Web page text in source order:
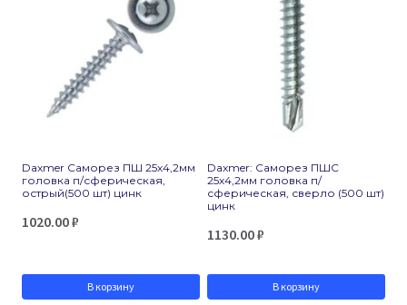
Daxmer Саморез ПШ 25х4,2мм
головка п/сферическая,
острый(500 шт) цинк
1020.00₽
В корзину
Daxmer: Саморез ПШС
25х4,2мм головка п/
сферическая, сверло (500 шт)
цинк
1130.00₽
В корзину